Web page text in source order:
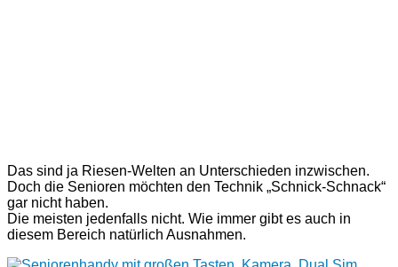
Das sind ja Riesen-Welten an Unterschieden inzwischen.
Doch die Senioren möchten den Technik „Schnick-Schnack“
gar nicht haben.
Die meisten jedenfalls nicht. Wie immer gibt es auch in
diesem Bereich natürlich Ausnahmen.